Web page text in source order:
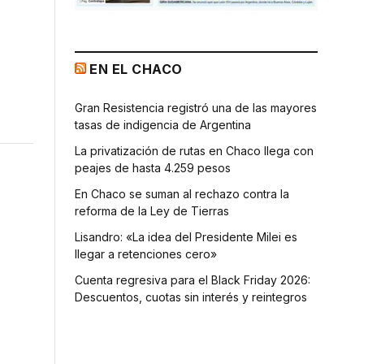
EN EL CHACO
Gran Resistencia registró una de las mayores
tasas de indigencia de Argentina
La privatización de rutas en Chaco llega con
peajes de hasta 4.259 pesos
En Chaco se suman al rechazo contra la
reforma de la Ley de Tierras
Lisandro: «La idea del Presidente Milei es
llegar a retenciones cero»
Cuenta regresiva para el Black Friday 2026:
Descuentos, cuotas sin interés y reintegros